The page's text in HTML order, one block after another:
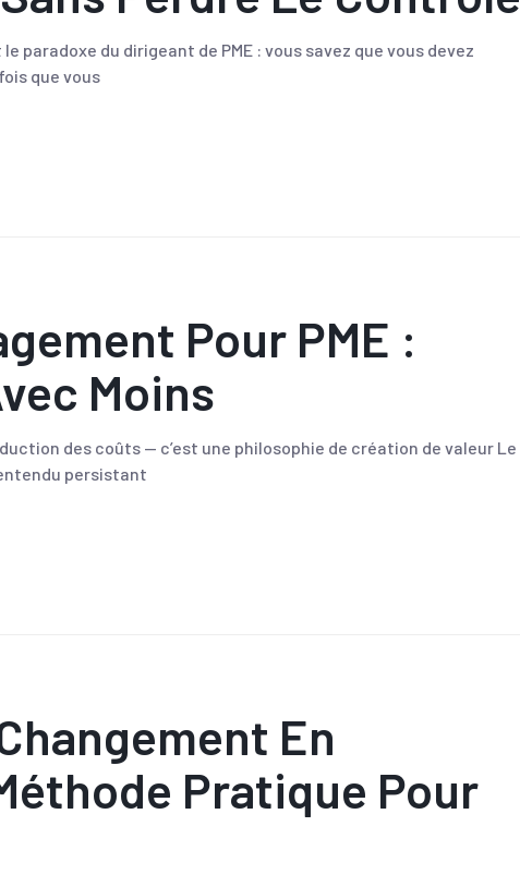
le paradoxe du dirigeant de PME : vous savez que vous devez
que vous
Pour PME :
Moins
des coûts — c’est une philosophie de création de valeur Le
persistant
En
Pratique Pour